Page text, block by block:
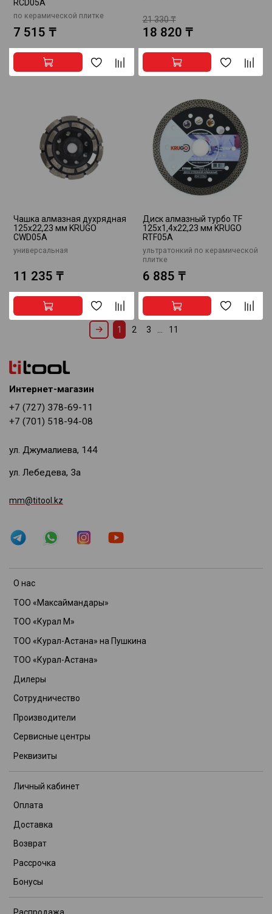
RCD05A
по керамической плитке
7 515 ₸
21 330 ₸
18 820 ₸
Чашка алмазная духрядная
125х22,23 мм KRUGO
CWD05A
универсальная
11 235 ₸
Диск алмазный турбо TF
125х1,4х22,23 мм KRUGO
RTF05A
ультратонкий по керамической
плитке
6 885 ₸
1 2 3 11
О нас
ТОО «Максаймандары»
ТОО «Курал М»
ТОО «Курал-Астана» на Пушкина
ТОО «Курал-Астана»
Дилеры
Сотрудничество
Производители
Сервисные центры
Реквизиты
Личный кабинет
Оплата
Доставка
Возврат
Рассрочка
Бонусы
Интернет-магазин
+7 (727) 378-69-11
+7 (701) 518-94-08
ул. Джумалиева, 144
ул. Лебедева, 3а
mm@titool.kz